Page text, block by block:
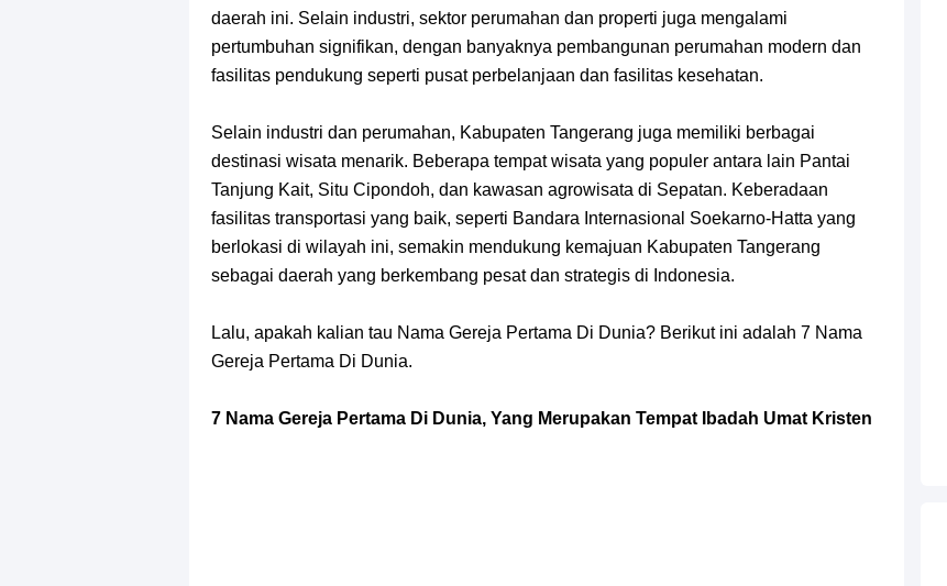
Cara Pindahkan WA Dari Android Ke Iphone, Sangat Gampang Untuk Kamu Lakukan
daerah ini. Selain industri, sektor perumahan dan properti juga mengalami
pertumbuhan signifikan, dengan banyaknya pembangunan perumahan modern dan
fasilitas pendukung seperti pusat perbelanjaan dan fasilitas kesehatan.
Selain industri dan perumahan, Kabupaten Tangerang juga memiliki berbagai
destinasi wisata menarik. Beberapa tempat wisata yang populer antara lain Pantai
Tanjung Kait, Situ Cipondoh, dan kawasan agrowisata di Sepatan. Keberadaan
fasilitas transportasi yang baik, seperti Bandara Internasional Soekarno-Hatta yang
berlokasi di wilayah ini, semakin mendukung kemajuan Kabupaten Tangerang
sebagai daerah yang berkembang pesat dan strategis di Indonesia.
Lalu, apakah kalian tau Nama Gereja Pertama Di Dunia? Berikut ini adalah 7 Nama
Gereja Pertama Di Dunia.
7 Nama Gereja Pertama Di Dunia, Yang Merupakan Tempat Ibadah Umat Kristen